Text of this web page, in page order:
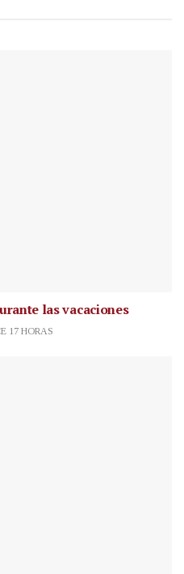
las vacaciones
17 HORAS